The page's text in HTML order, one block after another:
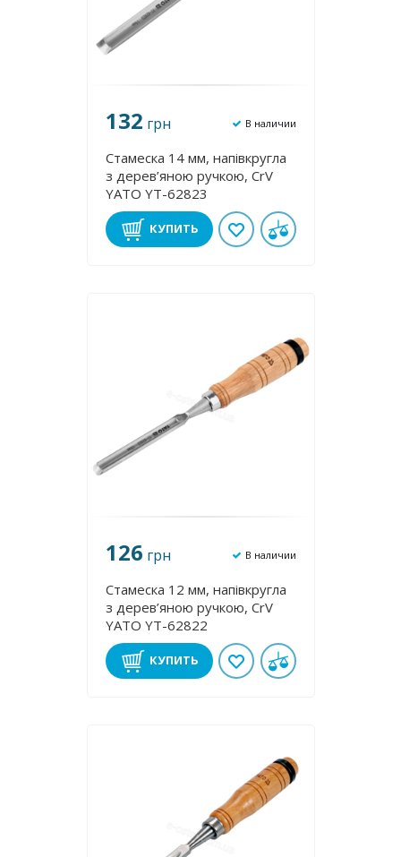
132 грн В наличии
Стамеска 14 мм, напівкругла
з дерев’яною ручкою, CrV
YATO YT-62823
КУПИТЬ
126 грн В наличии
Стамеска 12 мм, напівкругла
з дерев’яною ручкою, CrV
YATO YT-62822
КУПИТЬ